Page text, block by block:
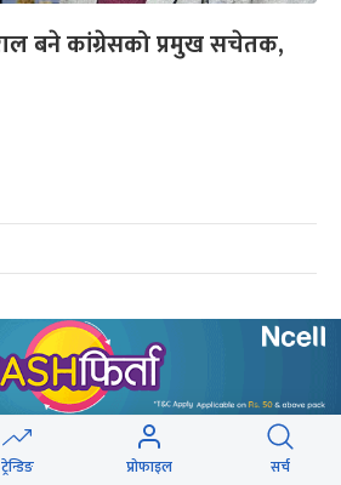
बने कांग्रेसको प्रमुख सचेतक,
सामान किनेका उपभोक्ताले जिते
बम्पर उपहार
ट्रेन्डिङ प्रोफाइल सर्च